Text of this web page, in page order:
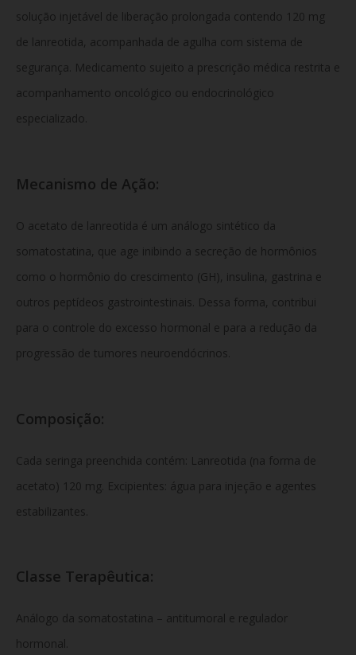
solução injetável de liberação prolongada contendo 120 mg
de lanreotida, acompanhada de agulha com sistema de
segurança. Medicamento sujeito a prescrição médica restrita e
acompanhamento oncológico ou endocrinológico
especializado.
Mecanismo de Ação:
O acetato de lanreotida é um análogo sintético da
somatostatina, que age inibindo a secreção de hormônios
como o hormônio do crescimento (GH), insulina, gastrina e
outros peptídeos gastrointestinais. Dessa forma, contribui
para o controle do excesso hormonal e para a redução da
progressão de tumores neuroendócrinos.
Composição:
Cada seringa preenchida contém: Lanreotida (na forma de
acetato) 120 mg. Excipientes: água para injeção e agentes
estabilizantes.
Classe Terapêutica:
Análogo da somatostatina – antitumoral e regulador
hormonal.